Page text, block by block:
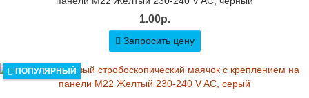
1.00р.
Запросить цену
ПОПУЛЯРНЫЙ